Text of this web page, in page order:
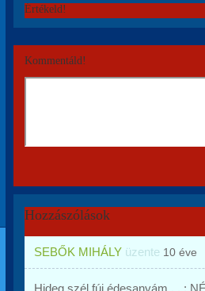
Értékeld!
Kommentáld!
Hozzászólások
SEBŐK MIHÁLY üzente 10 éve
Hideg szél fúj édesanyám . . :